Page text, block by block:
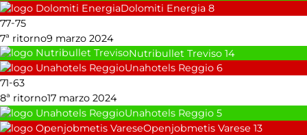
Dolomiti Energia 8
77-75
7ª ritorno9 marzo 2024
Nutribullet Treviso 14
Unahotels Reggio 6
71-63
8ª ritorno17 marzo 2024
Unahotels Reggio 5
Openjobmetis Varese 13